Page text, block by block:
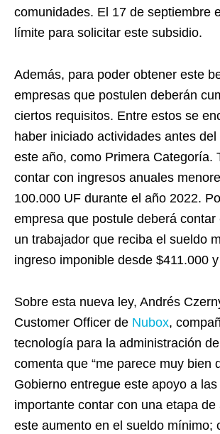
comunidades. El 17 de septiembre
límite para solicitar este subsidio.
Además, para poder obtener este
empresas que postulen deberán
ciertos requisitos. Entre estos se
haber iniciado actividades antes
este año, como Primera Categoría.
contar con ingresos anuales
100.000 UF durante el año 2022.
empresa que postule deberá contar
un trabajador que reciba el sueldo
ingreso imponible desde $411.000
Sobre esta nueva ley, Andrés
Customer Officer de Nubox,
tecnología para la administración
comenta que “me parece muy bien
Gobierno entregue este apoyo a
importante contar con una etapa de
este aumento en el sueldo mínimo;